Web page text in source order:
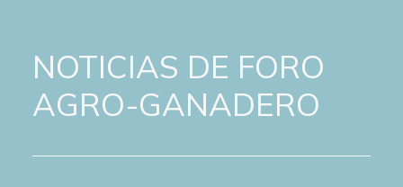
NOTICIAS DE FORO
AGRO-GANADERO